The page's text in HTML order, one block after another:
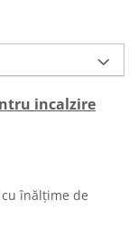
incalzire
înălțime de